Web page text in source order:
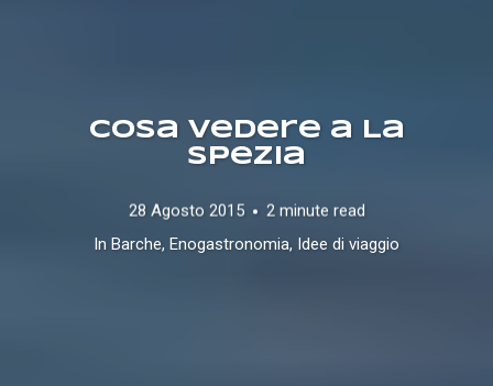
Cosa Vedere a La
Spezia
28 Agosto 2015
2 minute read
In Barche, Enogastronomia, Idee di viaggio